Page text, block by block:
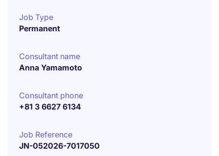
Job Type
Permanent
Consultant name
Anna Yamamoto
Consultant phone
+81 3 6627 6134
Job Reference
JN-052026-7017050